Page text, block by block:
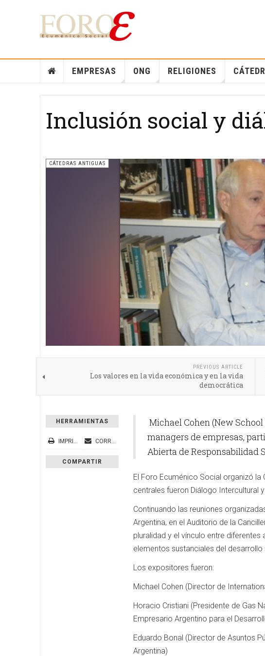
EMPRESAS ONG RELIGIONES
Inclusión social y
CÁTEDRAS ANTIGUAS
PREVIOUS ARTICLE
Los valores en la vida económica y en la vida
democrática
HERRAMIENTAS
IMPRIMIR CORREO ELECTRÓNICO
COMPARTIR
Michael Cohen (New School
managers de empresas,
Abierta de Responsabilidad
El Foro Ecuménico Social organizó
centrales fueron Diálogo Intercultural
Continuando las reuniones
Argentina, en el Auditorio de la
pluralidad y el vínculo entre
elementos sustanciales del desarrollo
Los expositores fueron:
Michael Cohen (Director de
Horacio Cristiani (Presidente de Gas
Empresario Argentino para el
Eduardo Bonal (Director de Asuntos
Argentina)